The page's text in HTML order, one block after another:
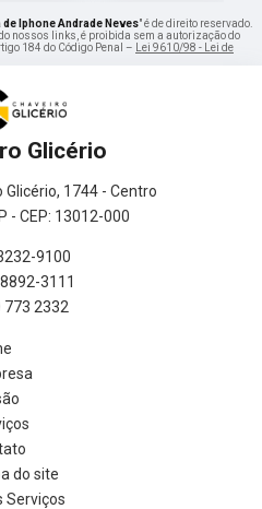
Iphone Andrade Neves" é de direito reservado.
nossos links, é proibida sem a autorização do
184 do Código Penal – Lei 9610/98 - Lei de
Glicério
1744 - Centro
- CEP: 13012-000
9100
3111
773 2332
do site
Serviços